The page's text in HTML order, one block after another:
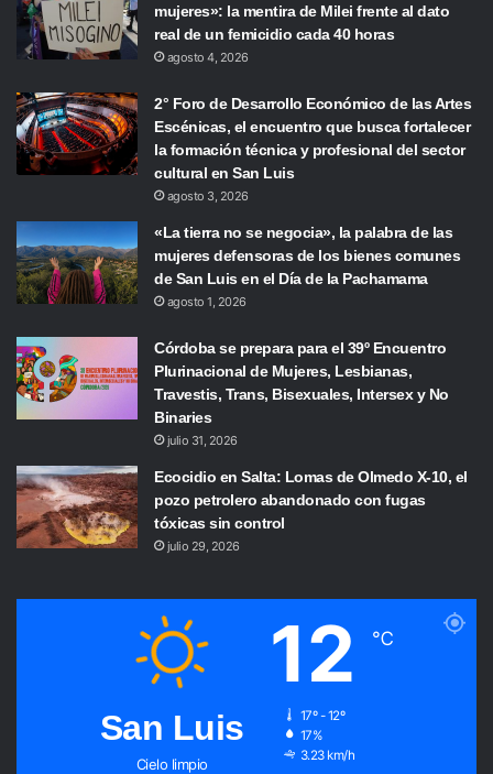
mujeres»: la mentira de Milei frente al dato
real de un femicidio cada 40 horas
agosto 4, 2026
2° Foro de Desarrollo Económico de las Artes
Escénicas, el encuentro que busca fortalecer
la formación técnica y profesional del sector
cultural en San Luis
agosto 3, 2026
«La tierra no se negocia», la palabra de las
mujeres defensoras de los bienes comunes
de San Luis en el Día de la Pachamama
agosto 1, 2026
Córdoba se prepara para el 39º Encuentro
Plurinacional de Mujeres, Lesbianas,
Travestis, Trans, Bisexuales, Intersex y No
Binaries
julio 31, 2026
Ecocidio en Salta: Lomas de Olmedo X-10, el
pozo petrolero abandonado con fugas
tóxicas sin control
julio 29, 2026
San Luis
Cielo limpio
12 ℃
17º - 12º
17%
3.23 km/h